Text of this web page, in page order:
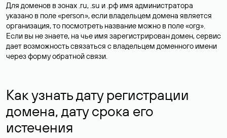
Для доменов в зонах .ru, .su и .рф имя администратора
указано в поле «person», если владельцем домена является
организация, то посмотреть название можно в поле «org».
Если вы не знаете, на чье имя зарегистрирован домен, сервис
дает возможность связаться с владельцем доменного имени
через форму обратной связи.
Как узнать дату регистрации
домена, дату срока его
истечения